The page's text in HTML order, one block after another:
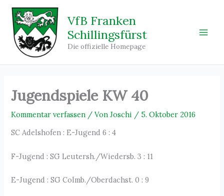
Zum
Inhalt
springen
VfB Franken
Schillingsfürst
Die offizielle Homepage
Jugendspiele KW 40
Kommentar verfassen / VonJoschi / 5. Oktober 2016
SC Adelshofen : E-Jugend 6 : 4
F-Jugend : SG Leutersh./Wiedersb. 3 : 11
E-Jugend : SG Colmb./Oberdachst. 0 : 9